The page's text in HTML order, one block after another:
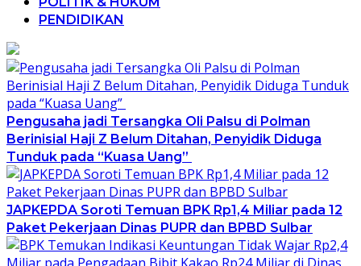
PENDIDIKAN
Pengusaha jadi Tersangka Oli Palsu di Polman
Berinisial Haji Z Belum Ditahan, Penyidik Diduga
Tunduk pada “Kuasa Uang”
JAPKEPDA Soroti Temuan BPK Rp1,4 Miliar pada 12
Paket Pekerjaan Dinas PUPR dan BPBD Sulbar